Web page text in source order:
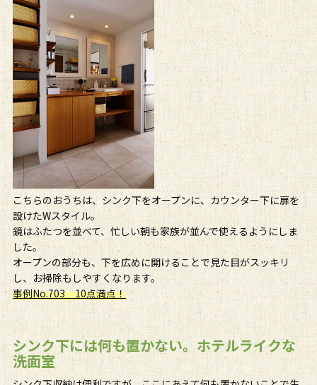
こちらのおうちは、シンク下をオープンに、カウンター下に扉を
設けたWスタイル。
鏡はふたつを並べて、忙しい朝も家族が並んで使えるようにしま
した。
オープンの部分も、下を広めに開けることで見た目がスッキリ
し、お掃除もしやすくなります。
事例No.703 10点満点！
シンク下には何も置かない。ホテルライクな
洗面室